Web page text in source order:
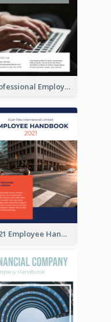
Professional Employee Handbook
2021 Employee Handbook